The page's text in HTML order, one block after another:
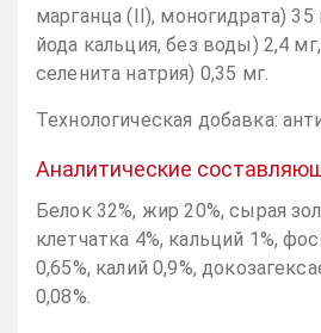
марганца (II), моногидрата)
йода кальция, без воды) 2,4
селенита натрия) 0,35 мг.
Технологическая добавка:
Аналитические
Белок 32%, жир 20%, сырая
клетчатка 4%, кальций 1%,
0,65%, калий 0,9%,
0,08%.